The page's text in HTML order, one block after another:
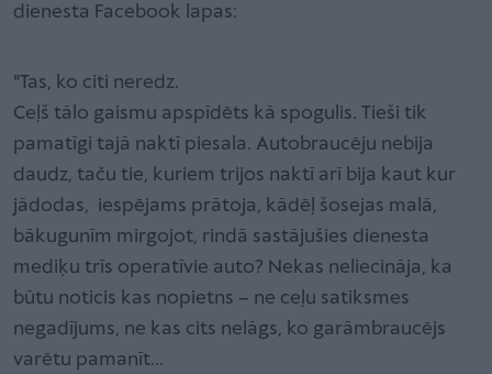
dienesta Facebook lapas:
"Tas, ko citi neredz.
Ceļš tālo gaismu apspīdēts kā spogulis. Tieši tik
pamatīgi tajā naktī piesala. Autobraucēju nebija
daudz, taču tie, kuriem trijos naktī arī bija kaut kur
jādodas, iespējams prātoja, kādēļ šosejas malā,
bākugunīm mirgojot, rindā sastājušies dienesta
mediķu trīs operatīvie auto? Nekas neliecināja, ka
būtu noticis kas nopietns – ne ceļu satiksmes
negadījums, ne kas cits nelāgs, ko garāmbraucējs
varētu pamanīt…